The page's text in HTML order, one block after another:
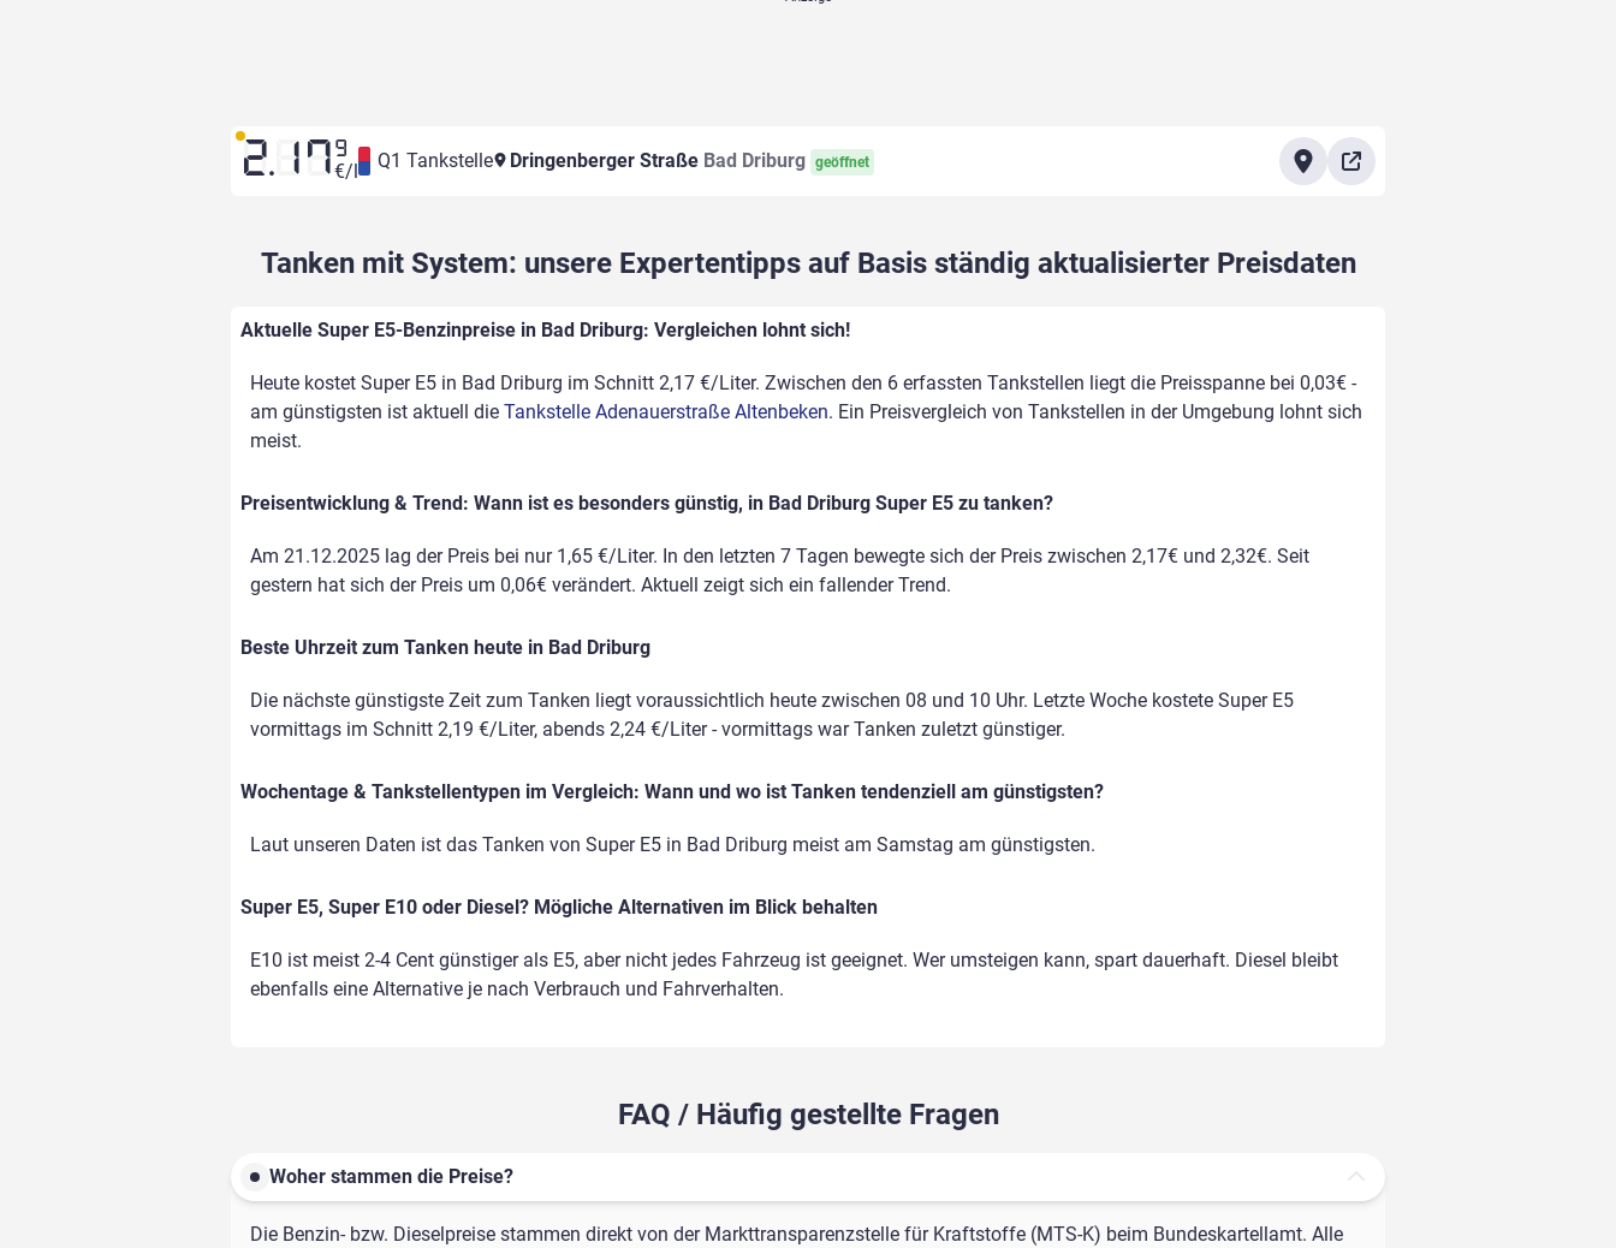
2.17 9
€/l Q1 Tankstelle Dringenberger Straße Bad Driburg geöffnet
Tanken mit System: unsere Expertentipps auf Basis ständig aktualisierter Preisdaten
Aktuelle Super E5-Benzinpreise in Bad Driburg: Vergleichen lohnt sich!
Heute kostet Super E5 in Bad Driburg im Schnitt 2,17 €/Liter. Zwischen den 6 erfassten Tankstellen liegt die Preisspanne bei 0,03€ -
am günstigsten ist aktuell die Tankstelle Adenauerstraße Altenbeken. Ein Preisvergleich von Tankstellen in der Umgebung lohnt sich
meist.
Preisentwicklung & Trend: Wann ist es besonders günstig, in Bad Driburg Super E5 zu tanken?
Am 21.12.2025 lag der Preis bei nur 1,65 €/Liter. In den letzten 7 Tagen bewegte sich der Preis zwischen 2,17€ und 2,32€. Seit
gestern hat sich der Preis um 0,06€ verändert. Aktuell zeigt sich ein fallender Trend.
Beste Uhrzeit zum Tanken heute in Bad Driburg
Die nächste günstigste Zeit zum Tanken liegt voraussichtlich heute zwischen 08 und 10 Uhr. Letzte Woche kostete Super E5
vormittags im Schnitt 2,19 €/Liter, abends 2,24 €/Liter - vormittags war Tanken zuletzt günstiger.
Wochentage & Tankstellentypen im Vergleich: Wann und wo ist Tanken tendenziell am günstigsten?
Laut unseren Daten ist das Tanken von Super E5 in Bad Driburg meist am Samstag am günstigsten.
Super E5, Super E10 oder Diesel? Mögliche Alternativen im Blick behalten
E10 ist meist 2-4 Cent günstiger als E5, aber nicht jedes Fahrzeug ist geeignet. Wer umsteigen kann, spart dauerhaft. Diesel bleibt
ebenfalls eine Alternative je nach Verbrauch und Fahrverhalten.
FAQ / Häufig gestellte Fragen
Woher stammen die Preise?
Die Benzin- bzw. Dieselpreise stammen direkt von der Markttransparenzstelle für Kraftstoffe (MTS-K) beim Bundeskartellamt. Alle